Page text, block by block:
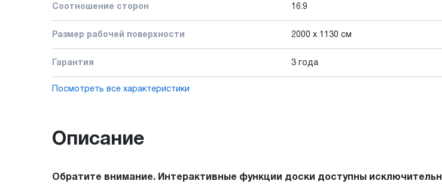
Соотношение сторон 16:9
Размер рабочей поверхности 2000 x 1130 см
Гарантия 3 года
Посмотреть все характеристики
Описание
Обратите внимание. Интерактивные функции доски доступны